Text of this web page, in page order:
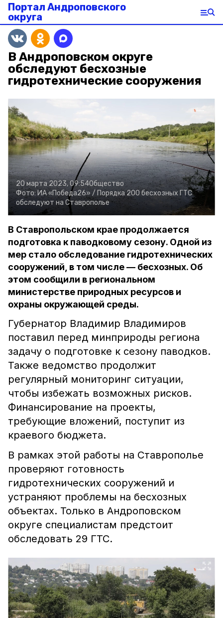
Портал Андроповского
округа
В Андроповском округе
обследуют бесхозные
гидротехнические сооружения
20 марта 2023, 09:54Общество
Фото:ИА «Победа26» / Порядка 200 бесхозных ГТС
обследуют на Ставрополье
В Ставропольском крае продолжается
подготовка к паводковому сезону. Одной из
мер стало обследование гидротехнических
сооружений, в том числе — бесхозных. Об
этом сообщили в региональном
министерстве природных ресурсов и
охраны окружающей среды.
Губернатор Владимир Владимиров
поставил перед минприроды региона
задачу о подготовке к сезону паводков.
Также ведомство продолжит
регулярный мониторинг ситуации,
чтобы избежать возможных рисков.
Финансирование на проекты,
требующие вложений, поступит из
краевого бюджета.
В рамках этой работы на Ставрополье
проверяют готовность
гидротехнических сооружений и
устраняют проблемы на бесхозных
объектах. Только в Андроповском
округе специалистам предстоит
обследовать 29 ГТС.